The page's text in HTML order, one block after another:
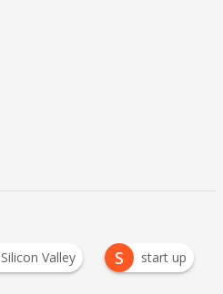
Silicon Valley S start up